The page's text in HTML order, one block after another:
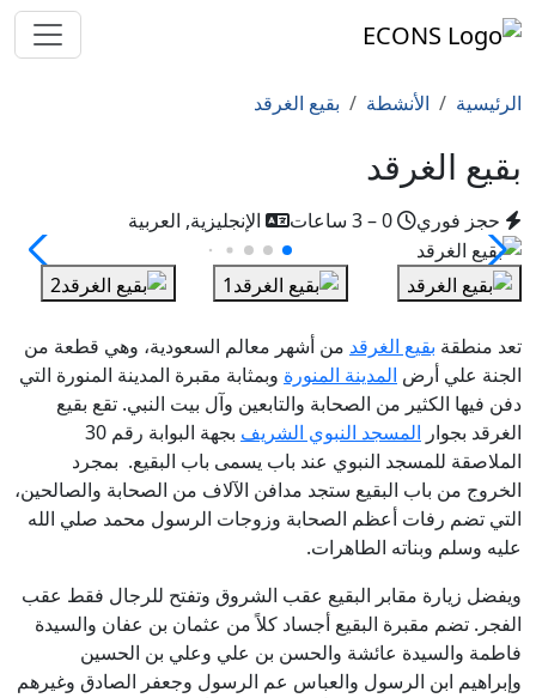
الرئيسية الأنشطة بقيع الغرقد
بقيع الغرقد
حجز فوري الإنجليزية, العربية
تعد منطقة بقيع الغرقد من أشهر معالم السعودية، وهي قطعة من
الجنة علي أرض المدينة المنورة وبمثابة مقبرة المدينة المنورة التي
دفن فيها الكثير من الصحابة والتابعين وآل بيت النبي. تقع بقيع
الغرقد بجوار المسجد النبوي الشريف
بجهة البوابة رقم 30
الملاصقة للمسجد النبوي عند باب يسمى باب البقيع. بمجرد
الخروج من باب البقيع ستجد مدافن الآلاف من الصحابة والصالحين،
التي تضم رفات أعظم الصحابة وزوجات الرسول محمد صلي الله
عليه وسلم وبناته الطاهرات.
ويفضل زيارة مقابر البقيع عقب الشروق وتفتح للرجال فقط عقب
الفجر. تضم مقبرة البقيع أجساد كلاً من عثمان بن عفان والسيدة
فاطمة والسيدة عائشة والحسن بن علي وعلي بن الحسين
وإبراهيم ابن الرسول والعباس عم الرسول وجعفر الصادق وغيرهم